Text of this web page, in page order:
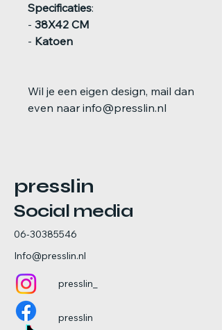
Specificaties:
- 38X42 CM
- Katoen
Wil je een eigen design, mail dan
even naar info@presslin.nl
presslin
Social media
06-30385546
Info@presslin.nl
presslin_
presslin